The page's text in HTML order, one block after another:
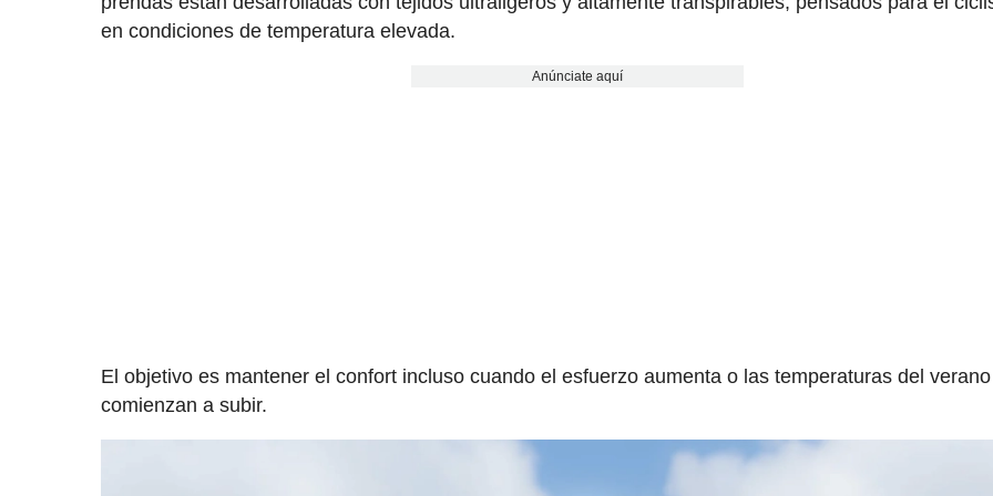
en condiciones de temperatura elevada.
Anúnciate aquí
El objetivo es mantener el confort incluso cuando el esfuerzo aumenta o las temperaturas del verano
comienzan a subir.